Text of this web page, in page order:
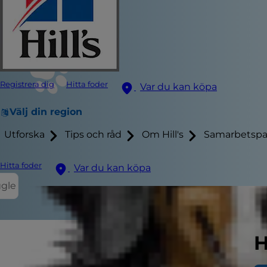
Registrera dig Hitta foder Var du kan köpa
Välj din region
Utforska Tips och råd Om Hill's
Hitta foder
Var du kan köpa
Har du en
din katt